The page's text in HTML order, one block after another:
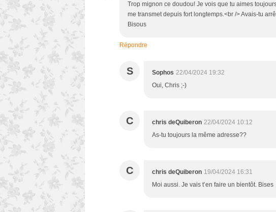
Trop mignon ce doudou! Je vois que tu aimes
me transmet depuis fort longtemps.<br /> Avais-tu
Bisous
Répondre
S Sophos 22/04/2024 19:32
Oui, Chris ;-)
C chris deQuiberon 22/04/2024 10:12
As-tu toujours la même adresse??
C chris deQuiberon 19/04/2024 16:31
Moi aussi. Je vais t’en faire un bientôt. Bises